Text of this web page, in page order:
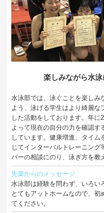
楽しみながら水泳
水泳部では、泳ぐことを楽しみ
よう、泳げる学生はより綺麗
した活動をしております。年
よって現在の自分の力を確認
しています。健康増進、タイ
じてインターバルトレーニン
バーの相談にのり、泳ぎ方を教
先輩からのメッセージ
水泳部は経験を問わず、いろい
とてもアットホームなので、
てください。